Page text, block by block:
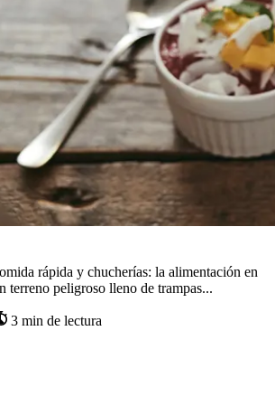
rápida y chucherías: la alimentación en
terreno peligroso lleno de trampas...
3 min de lectura